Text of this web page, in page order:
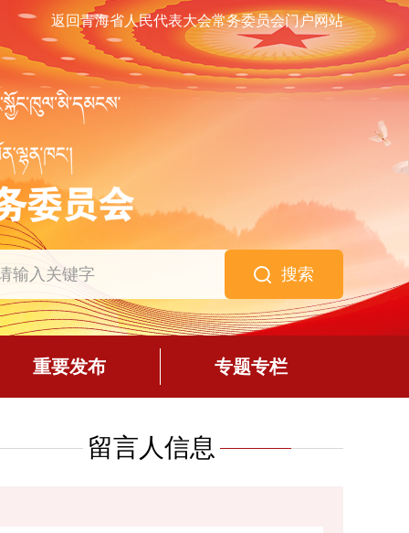
返回青海省人民代表大会常务委员会门户网站
搜索
重要发布 专题专栏
留言人信息